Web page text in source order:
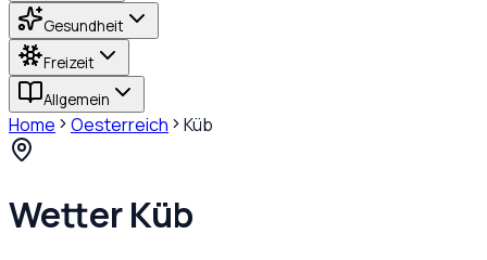
Gesundheit
Freizeit
Allgemein
Home Oesterreich Küb
WetterKüb